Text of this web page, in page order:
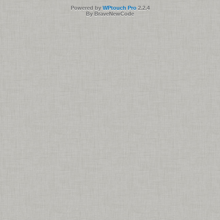
Powered by WPtouch Pro2.2.4
By BraveNewCode